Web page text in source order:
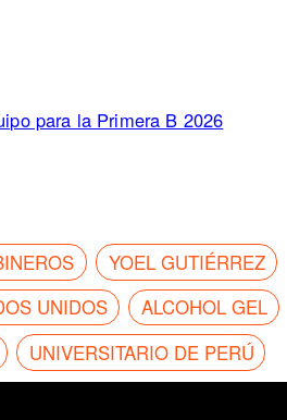
para la Primera B 2026
YOEL GUTIÉRREZ
UNIDOS
ALCOHOL GEL
UNIVERSITARIO DE PERÚ